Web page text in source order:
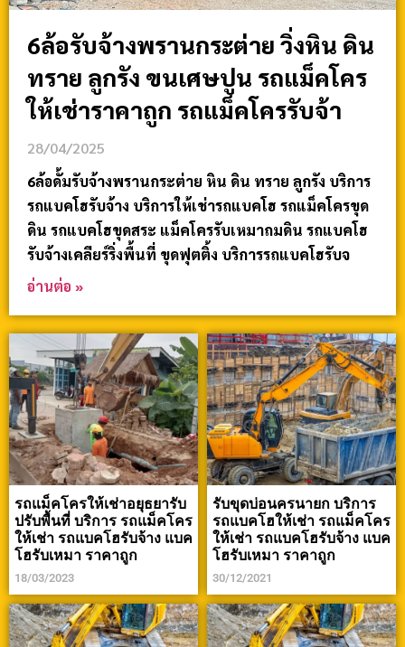
6ล้อรับจ้างพรานกระต่าย วิ่งหิน ดิน
ทราย ลูกรัง ขนเศษปูน รถแม็คโคร
ให้เช่าราคาถูก รถแม็คโครรับจ้า
28/04/2025
6ล้อดั้มรับจ้างพรานกระต่าย หิน ดิน ทราย ลูกรัง บริการ
รถแบคโฮรับจ้าง บริการให้เช่ารถแบคโฮ รถแม็คโครขุด
ดิน รถแบคโฮขุดสระ แม็คโครรับเหมาถมดิน รถแบคโฮ
รับจ้างเคลียร์ริ่งพื้นที่ ขุดฟุตติ้ง บริการรถแบคโฮรับจ
อ่านต่อ »
รถแม็คโครให้เช่าอยุธยารับ
ปรับพื้นที่ บริการ รถแม็คโคร
ให้เช่า รถแบคโฮรับจ้าง แบค
โฮรับเหมา ราคาถูก
18/03/2023
รับขุดบ่อนครนายก บริการ
รถแบคโฮให้เช่า รถแม็คโคร
ให้เช่า รถแบคโฮรับจ้าง แบค
โฮรับเหมา ราคาถูก
30/12/2021